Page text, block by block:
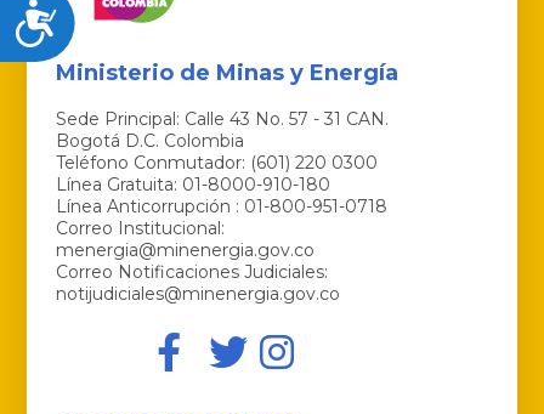
Accesibilidad
Ministerio de Minas y Energía
Sede Principal: Calle 43 No. 57 - 31 CAN.
Bogotá D.C. Colombia
Teléfono Conmutador: (601) 220 0300
Línea Gratuita: 01-8000-910-180
Línea Anticorrupción : 01-800-951-0718
Correo Institucional:
menergia@minenergia.gov.co
Correo Notificaciones Judiciales:
notijudiciales@minenergia.gov.co